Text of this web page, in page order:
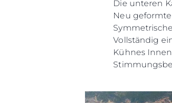
Die unteren
Neu
Vollständig
Kühnes